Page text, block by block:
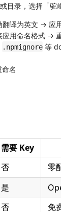
目录，选择「驼
译为英文 → 应
用命名格式 →
.npmignore 等
名
需要 Key
否
零
是
否
免